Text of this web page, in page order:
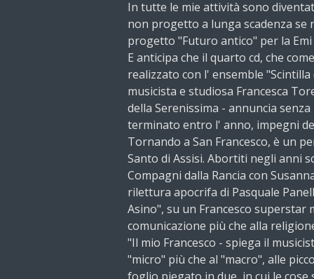
In tutte le mie attività sono
non progetto a lunga scadenza se
progetto "Futuro antico" per la Emi
E anticipa che il quarto cd, che
realizzato con l' ensemble
musicista e studiosa Francesca
della Serenissima - annuncia
terminato entro l' anno, impegni
Tornando a San Francesco, è un
Santo di Assisi. Abortiti negli anni
Compagni dalla Rancia con
rilettura apocrifa di Pasquale
Asino", su un Francesco superstar
comunicazione più che alla
"Il mio Francesco - spiega il
"micro" più che al "macro", alle